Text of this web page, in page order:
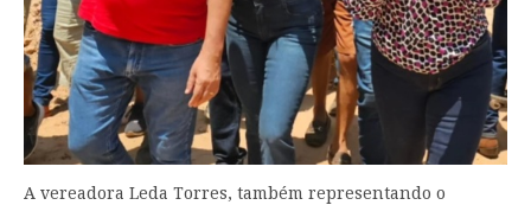
A vereadora Leda Torres, também representando o